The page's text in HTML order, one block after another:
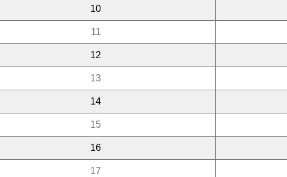
10
11
12
13
14
15
16
17